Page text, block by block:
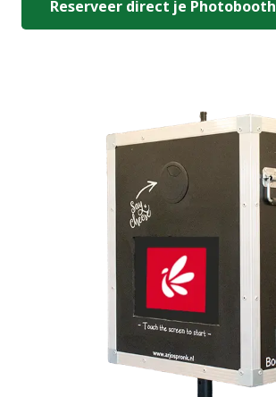
Reserveer direct je Photobooth